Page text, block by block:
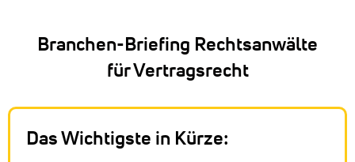
Branchen-Briefing Rechtsanwälte
für Vertragsrecht
Das Wichtigste in Kürze: